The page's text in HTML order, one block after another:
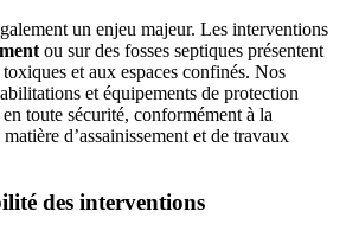
un enjeu majeur. Les interventions
ou sur des fosses septiques présentent
et aux espaces confinés. Nos
et équipements de protection
toute sécurité, conformément à la
d’assainissement et de travaux
des interventions